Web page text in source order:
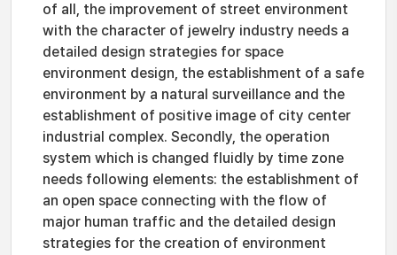
of all, the improvement of street environment
with the character of jewelry industry needs a
detailed design strategies for space
environment design, the establishment of a safe
environment by a natural surveillance and the
establishment of positive image of city center
industrial complex. Secondly, the operation
system which is changed fluidly by time zone
needs following elements: the establishment of
an open space connecting with the flow of
major human traffic and the detailed design
strategies for the creation of environment